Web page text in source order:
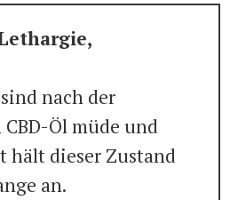
nach der
Öl müde und
hält dieser Zustand
an.